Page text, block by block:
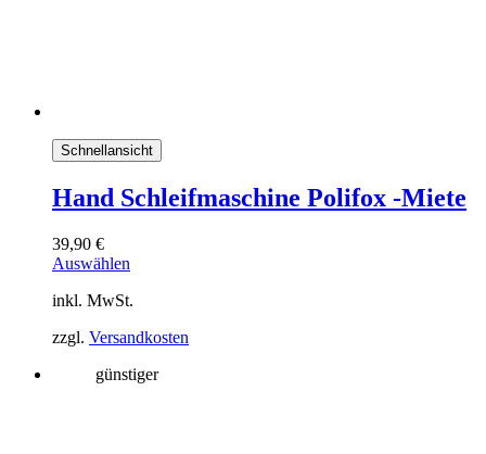
Schnellansicht
Hand Schleifmaschine Polifox -Miete
39,90 €
Auswählen
inkl. MwSt.
zzgl. Versandkosten
günstiger